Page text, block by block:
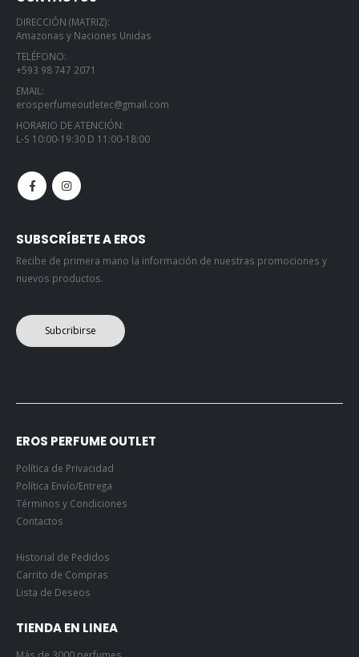
DIRECCIÓN (MATRIZ):
Amazonas y Naciones Unidas
TELÉFONO:
+593 98 747 2071
EMAIL:
erosperfumeoutletec@gmail.com
HORARIO DE ATENCIÓN:
L-S 10:00-19:30 D 11:00-18:00
SUBSCRÍBETE A EROS
Recibe de primera mano la información de nuestras promociones y
nuevos productos.
Subcribirse
EROS PERFUME OUTLET
Política de Privacidad
Política Envío/Entrega
Términos y Condiciones
Contactos
Historial de Pedidos
Carrito de Compras
Lista de Deseos
TIENDA EN LINEA